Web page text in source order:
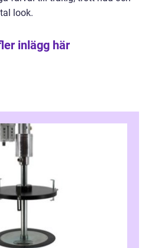
look.
inlägg här